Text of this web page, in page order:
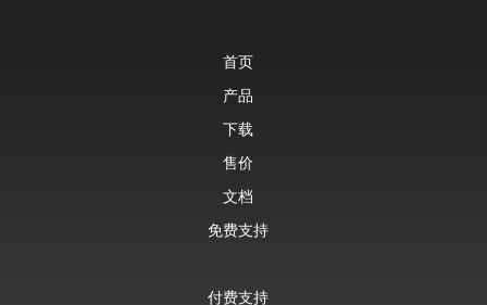
首页
产品
下载
售价
文档
免费支持
付费支持